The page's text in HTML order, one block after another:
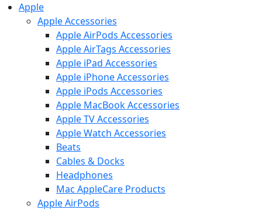
Apple
Apple Accessories
Apple AirPods Accessories
Apple AirTags Accessories
Apple iPad Accessories
Apple iPhone Accessories
Apple iPods Accessories
Apple MacBook Accessories
Apple TV Accessories
Apple Watch Accessories
Beats
Cables & Docks
Headphones
Mac AppleCare Products
Apple AirPods